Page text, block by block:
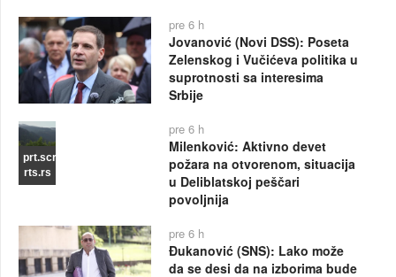
pre 6 h
Jovanović (Novi DSS): Poseta
Zelenskog i Vučićeva politika u
suprotnosti sa interesima
Srbije
prt.scr
rts.rs
pre 6 h
Milenković: Aktivno devet
požara na otvorenom, situacija
u Deliblatskoj peščari
povoljnija
pre 6 h
Đukanović (SNS): Lako može
da se desi da na izborima bude